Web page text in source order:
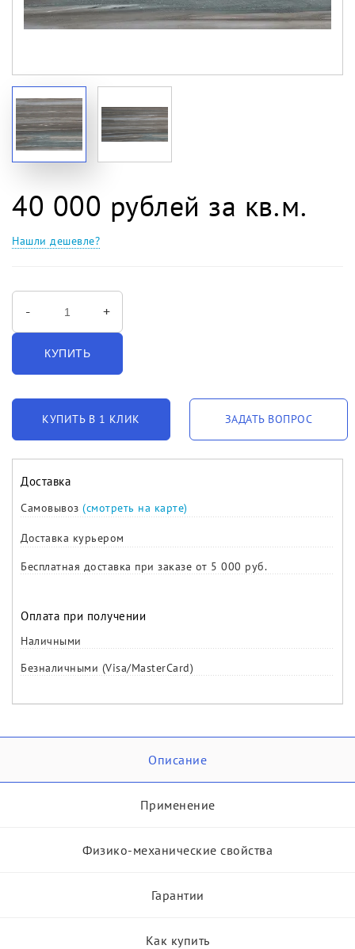
40 000 рублей за кв.м.
Нашли дешевле?
- +
КУПИТЬ
КУПИТЬ В 1 КЛИК ЗАДАТЬ ВОПРОС
Доставка
Самовывоз (смотреть на карте)
Доставка курьером
Бесплатная доставка при заказе от 5 000 руб.
Оплата при получении
Наличными
Безналичными (Visa/MasterCard)
Описание
Применение
Физико-механические свойства
Гарантии
Как купить